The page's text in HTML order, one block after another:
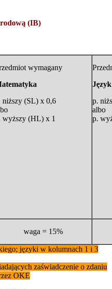
(IB)
wymagany
niższy (SL) x 0,6
wyższy (HL) x 1
p.
albo
p.
waga = 15%
języki w kolumnach 1 i 3
zaświadczenie o zdaniu
OKE